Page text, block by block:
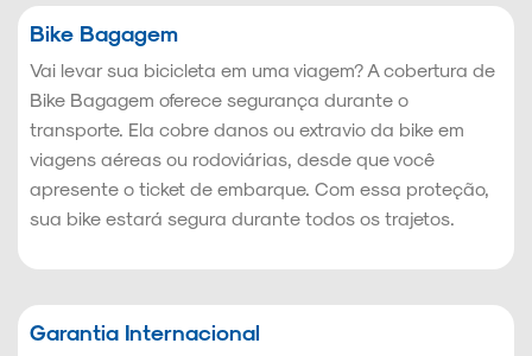
Bike Bagagem
Vai levar sua bicicleta em uma viagem? A cobertura de
Bike Bagagem oferece segurança durante o
transporte. Ela cobre danos ou extravio da bike em
viagens aéreas ou rodoviárias, desde que você
apresente o ticket de embarque. Com essa proteção,
sua bike estará segura durante todos os trajetos.
Garantia Internacional